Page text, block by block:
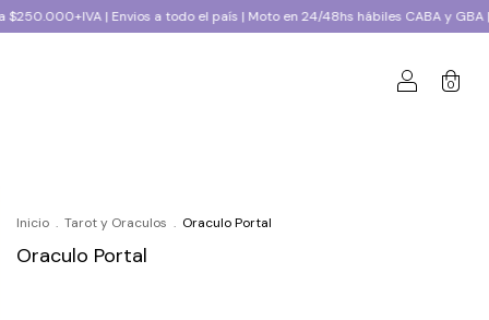
a todo el país | Moto en 24/48hs hábiles CABA y GBA | Compra
0
Inicio . Tarot y Oraculos . Oraculo Portal
Oraculo Portal